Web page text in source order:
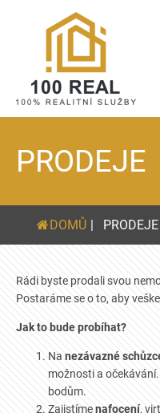
PRODEJE
DOMŮ | PRODEJE
Rádi byste prodali svou
Postaráme se o to, aby
Jak to bude probíhat?
Nanezávazné
možnosti a
bodům.
Zajistímenafocení,